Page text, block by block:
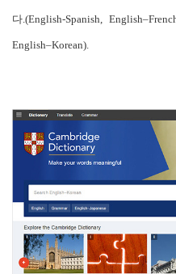
다.(English-Spanish,
English–Korean).